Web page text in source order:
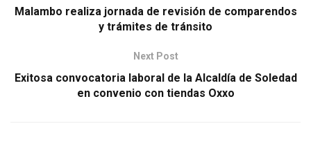
Malambo realiza jornada de revisión de comparendos
y trámites de tránsito
Next Post
Exitosa convocatoria laboral de la Alcaldía de Soledad
en convenio con tiendas Oxxo